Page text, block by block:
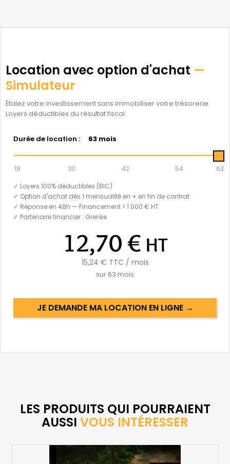
Location avec option d'achat —
Simulateur
Étalez votre investissement sans immobiliser votre trésorerie.
Loyers déductibles du résultat fiscal.
Durée de location : 63 mois
18 30 42 54
63
✓ Loyers 100% déductibles (BIC)
✓ Option d'achat dès 1 mensualité en + en fin de contrat
✓ Réponse en 48h — Financement > 1 000 € HT
✓ Partenaire financier : Grenke
12,70 € HT
15,24 € TTC / mois
sur 63 mois
JE DEMANDE MA LOCATION EN LIGNE →
LES PRODUITS QUI POURRAIENT
AUSSI VOUS INTÉRESSER